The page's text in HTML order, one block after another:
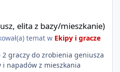
elita z bazy/mieszkanie)
temat w Ekipy i gracze
graczy do zrobienia geniusza
napadów z mieszkania